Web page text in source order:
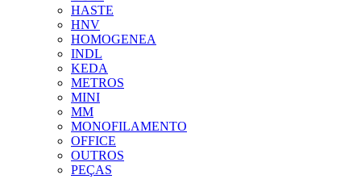
HASTE
HNV
HOMOGENEA
INDL
KEDA
METROS
MINI
MM
MONOFILAMENTO
OFFICE
OUTROS
PEÇAS